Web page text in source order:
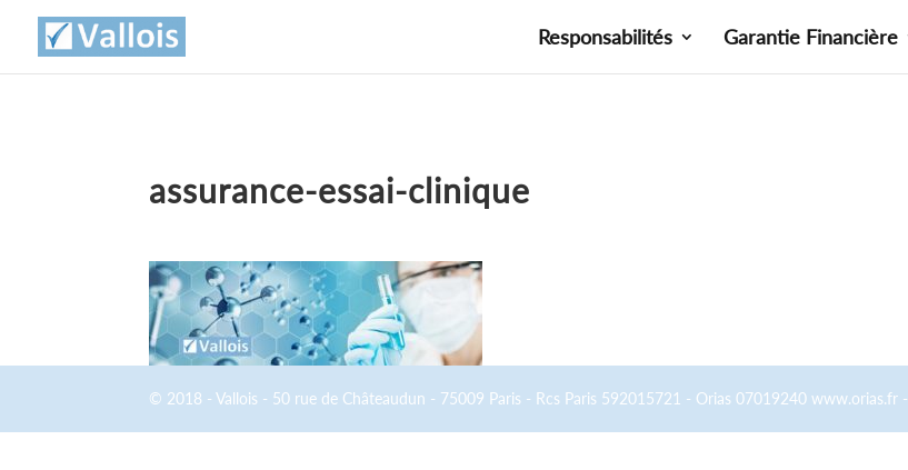
Responsabilités Garantie Financière
assurance-essai-clinique
© 2018 - Vallois - 50 rue de Châteaudun - 75009 Paris - Rcs Paris 592015721 - Orias 07019240 www.orias.fr -